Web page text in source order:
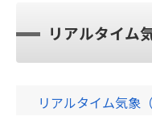
リアルタイム
リアルタイム気象